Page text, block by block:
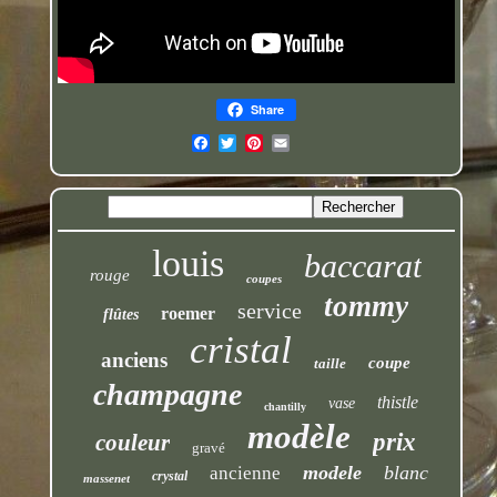
Share
rouge louis coupes baccarat
flûtes roemer service tommy
anciens cristal taille coupe
champagne chantilly vase thistle
couleur gravé modèle prix
massenet crystal ancienne modele blanc